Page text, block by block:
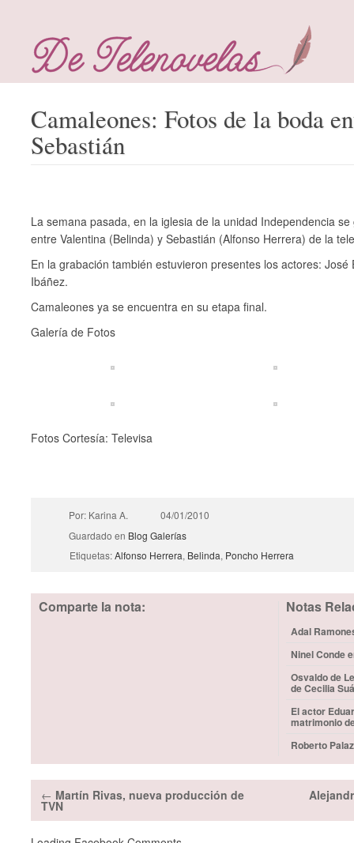
Camaleones: Fotos de la boda
Sebastián
La semana pasada, en la iglesia de la unidad Independencia
entre Valentina (Belinda) y Sebastián (Alfonso Herrera) de la
En la grabación también estuvieron presentes los actores: José
Ibáñez.
Camaleones ya se encuentra en su etapa final.
Galería de Fotos
Fotos Cortesía: Televisa
Por: Karina A.
04/01/2010
Guardado en Blog Galerías
Etiquetas:Alfonso Herrera, Belinda, Poncho Herrera
Comparte la nota: Notas
Adal
Ninel Conde
Osvaldo de
de Cecilia
El actor
matrimonio
Roberto
← Martín Rivas, nueva producción de
TVN